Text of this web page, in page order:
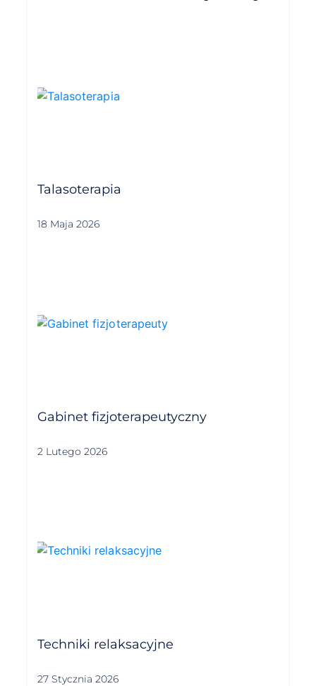
Talasoterapia
18 Maja 2026
Gabinet fizjoterapeutyczny
2 Lutego 2026
Techniki relaksacyjne
27 Stycznia 2026